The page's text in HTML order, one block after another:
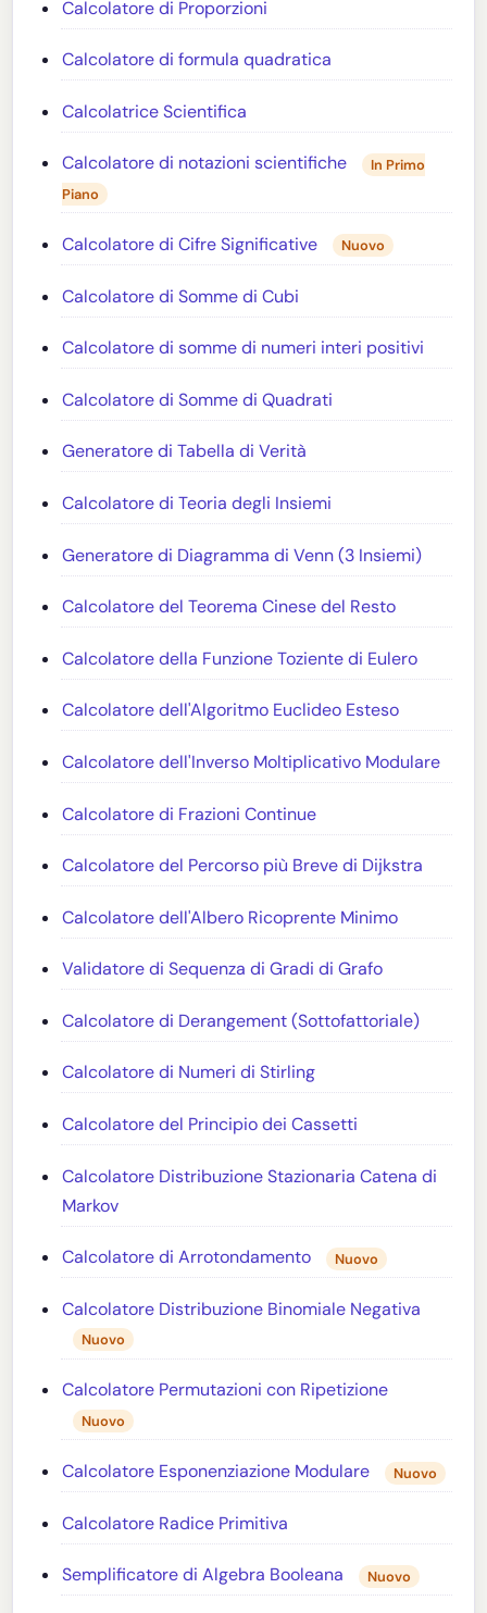
Calcolatore di Proporzioni
Calcolatore di formula quadratica
Calcolatrice Scientifica
Calcolatore di notazioni scientifiche
In Primo
Piano
Calcolatore di Cifre Significative Nuovo
Calcolatore di Somme di Cubi
Calcolatore di somme di numeri interi positivi
Calcolatore di Somme di Quadrati
Generatore di Tabella di Verità
Calcolatore di Teoria degli Insiemi
Generatore di Diagramma di Venn (3 Insiemi)
Calcolatore del Teorema Cinese del Resto
Calcolatore della Funzione Toziente di Eulero
Calcolatore dell'Algoritmo Euclideo Esteso
Calcolatore dell'Inverso Moltiplicativo Modulare
Calcolatore di Frazioni Continue
Calcolatore del Percorso più Breve di Dijkstra
Calcolatore dell'Albero Ricoprente Minimo
Validatore di Sequenza di Gradi di Grafo
Calcolatore di Derangement (Sottofattoriale)
Calcolatore di Numeri di Stirling
Calcolatore del Principio dei Cassetti
Calcolatore Distribuzione Stazionaria Catena di
Markov
Calcolatore di Arrotondamento Nuovo
Calcolatore Distribuzione Binomiale Negativa
Nuovo
Calcolatore Permutazioni con Ripetizione
Nuovo
Calcolatore Esponenziazione Modulare Nuovo
Calcolatore Radice Primitiva
Semplificatore di Algebra Booleana Nuovo